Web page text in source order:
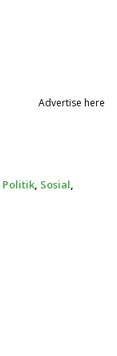
Advertise here
Politik, Sosial,